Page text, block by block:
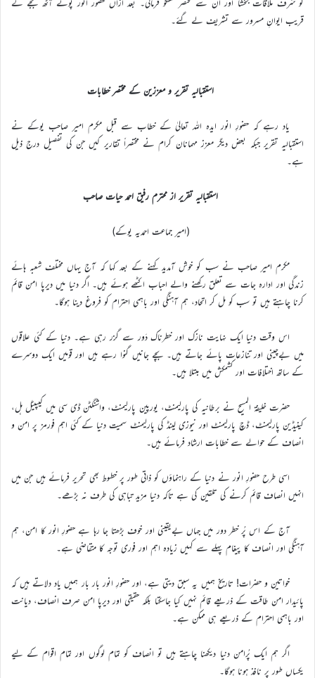
قریب ایوانِ مسرور سے تشریف لے گئے۔
استقبالیہ تقریر و معززین کے مختصر خطابات
یاد رہے کہ حضورِ انور ایدہ اللہ تعالیٰ کے خطاب سے قبل مکرم امیر صاحب یوکے نے
استقبالیہ تقریر جبکہ بعض دیگر معزز مہمانان کرام نے مختصراً تقاریر کیں جن کی تفصیل درج ذیل
ہے۔
استقبالیہ تقریر از محترم رفیق احمد حیات صاحب
(امیر جماعت احمدیہ یوکے)
مکرم امیر صاحب نے سب کو خوش آمدید کہنے کے بعد کہا کہ آج یہاں مختلف شعبہ ہائے
زندگی اور ادارہ جات سے تعلق رکھنے والے احباب اکٹھے ہوئے ہیں۔ اگر دنیا میں دیرپا امن قائم
کرنا چاہتے ہیں تو سب کو مل کر اتحاد، ہم آہنگی اور باہمی احترام کو فروغ دینا ہوگا۔
اس وقت دنیا ایک نہایت نازک اور خطرناک دَور سے گزر رہی ہے۔ دنیا کے کئی علاقوں
میں بےچینی اور تنازعات پائے جاتے ہیں۔ بچے جانیں گنوا رہے ہیں اور قومیں ایک دوسرے
کے ساتھ اختلافات اور کشمکش میں مبتلا ہیں۔
حضرت خلیفۃ المسیح نے برطانیہ کی پارلیمنٹ، یورپین پارلیمنٹ، واشنگٹن ڈی سی میں کیپیٹل ہل،
کینیڈین پارلیمنٹ، ڈچ پارلیمنٹ اور نیوزی لینڈ کی پارلیمنٹ سمیت دنیا کے کئی اہم فورمز پر امن و
انصاف کے حوالے سے خطابات ارشاد فرمائے ہیں۔
اسی طرح حضورِ انور نے دنیا کے راہنماؤں کو ذاتی طور پر خطوط بھی تحریر فرمائے ہیں جن میں
انہیں انصاف قائم کرنے کی تلقین کی ہے تاکہ دنیا مزید تباہی کی طرف نہ بڑھے۔
آج کے اس پُر خطر دور میں جہاں بےیقینی اور خوف بڑھتا جا رہا ہے حضورِ انور کا امن، ہم
آہنگی اور انصاف کا پیغام پہلے سے کہیں زیادہ اہم اور فوری توجہ کا متقاضی ہے۔
خواتین و حضرات! تاریخ ہمیں یہ سبق دیتی ہے، اور حضورِ انور بار بار ہمیں یاد دلاتے ہیں کہ
پائیدار امن طاقت کے ذریعے قائم نہیں کیا جاسکتا بلکہ حقیقی اور دیرپا امن صرف انصاف، دیانت
اور باہمی احترام کے ذریعے ہی ممکن ہے۔
اگر ہم ایک پُرامن دنیا دیکھنا چاہتے ہیں تو انصاف کو تمام لوگوں اور تمام اقوام کے لیے
یکساں طور پر نافذ ہونا ہوگا۔